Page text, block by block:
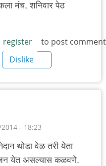
मंच, शनिवार पेठ
register
to post
Dislike
- 18:23
थोडा वेळ तरी येता
येत असल्यास कळवणे.